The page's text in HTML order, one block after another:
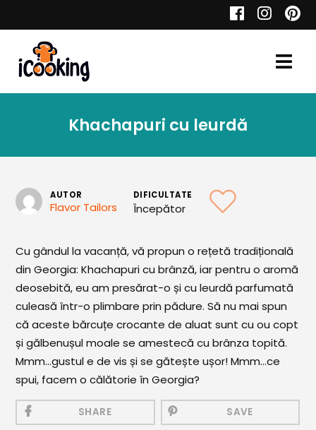
Toate Reţetele
Aperitive
Aperitive Calde
Aperitive Reci
Mezeluri
Ronțăieli
Băuturi
Băuturi calde
Khachapuri cu leurdă
AUTOR
Flavor Tailors
DIFICULTATE
Începător
Cu gândul la vacanță, vă propun o rețetă tradițională
din Georgia: Khachapuri cu brânză, iar pentru o aromă
deosebită, eu am presărat-o și cu leurdă parfumată
culeasă într-o plimbare prin pădure. Să nu mai spun
că aceste bărcuțe crocante de aluat sunt cu ou copt
și gălbenușul moale se amestecă cu brânza topită.
Mmm…gustul e de vis și se gătește ușor! Mmm…ce
spui, facem o călătorie în Georgia?
SHARE SAVE